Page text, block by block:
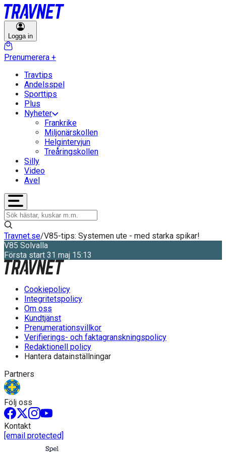
Logga in
Prenumerera +
Travtips
Andelsspel
Sporttips
Plus
Nyheter
Frankrike
Miljonärskollen
Helgintervjun
Treåringskollen
Silly
Video
Avel
Travnet.se/V85-tips: Systemen ute - med starka spikar!
V85 Solvalla
Första start 31 maj 15:13
Cookiepolicy
Integritetspolicy
Om oss
Kundtjänst
Prenumerationsvillkor
Verifierings- och faktagranskningspolicy
Redaktionell policy
Hantera datainställningar
Partners
Följ oss
Kontakt
[email protected]